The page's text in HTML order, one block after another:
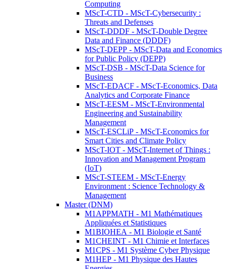
Computing
MScT-CTD - MScT-Cybersecurity :
Threats and Defenses
MScT-DDDF - MScT-Double Degree
Data and Finance (DDDF)
MScT-DEPP - MScT-Data and Economics
for Public Policy (DEPP)
MScT-DSB - MScT-Data Science for
Business
MScT-EDACF - MScT-Economics, Data
Analytics and Corporate Finance
MScT-EESM - MScT-Environmental
Engineering and Sustainability
Management
MScT-ESCLiP - MScT-Economics for
Smart Cities and Climate Policy
MScT-IOT - MScT-Internet of Things :
Innovation and Management Program
(IoT)
MScT-STEEM - MScT-Energy
Environment : Science Technology &
Management
Master (DNM)
M1APPMATH - M1 Mathématiques
Appliquées et Statistiques
M1BIOHEA - M1 Biologie et Santé
M1CHEINT - M1 Chimie et Interfaces
M1CPS - M1 Système Cyber Physique
M1HEP - M1 Physique des Hautes